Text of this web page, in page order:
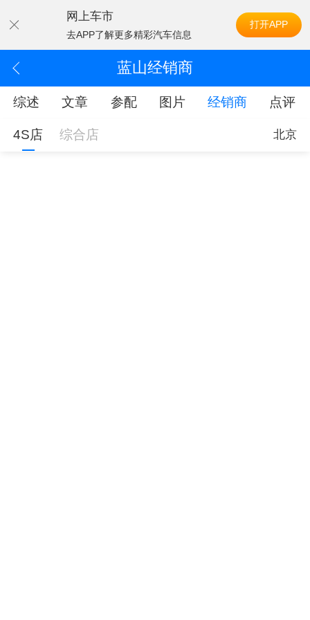
网上车市
去APP了解更多精彩汽车信息
打开APP
蓝山经销商
综述 文章 参配 图片 经销商 点评
4S店 综合店 北京